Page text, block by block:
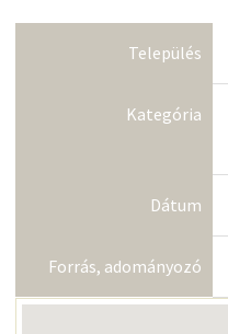
Település
Kategória
Dátum
Forrás, adományozó